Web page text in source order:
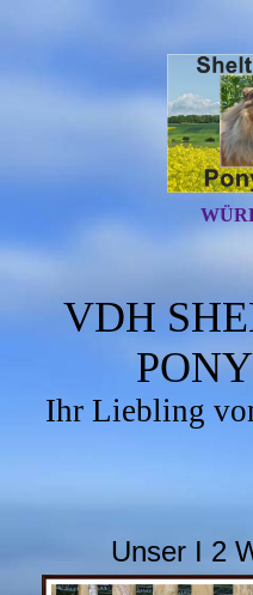
VDH
Ihr Liebling
Unser I 2